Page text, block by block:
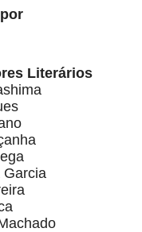
Literários
Garcia